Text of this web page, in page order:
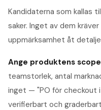
Kandidaterna som kallas
saker. Inget av dem
uppmärksamhet åt
Ange produktens
teamstorlek, antal
inget — "PO för checkout
verifierbart och